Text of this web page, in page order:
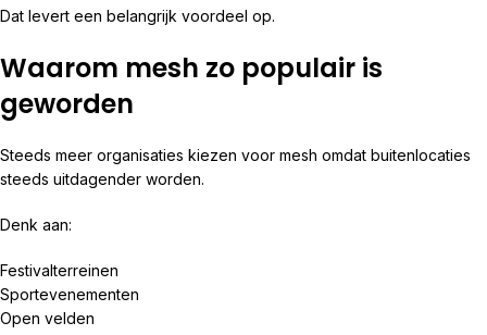
Dat levert een belangrijk voordeel op.
Waarom mesh zo populair is
geworden
Steeds meer organisaties kiezen voor mesh omdat buitenlocaties
steeds uitdagender worden.
Denk aan:
Festivalterreinen
Sportevenementen
Open velden